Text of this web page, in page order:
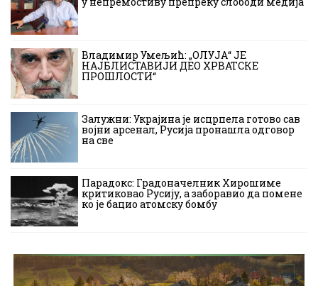
Владимир Умељић: „ОЛУЈА“ ЈЕ
НАЈБЛИСТАВИЈИ ДЕО ХРВАТСКЕ
ПРОШЛОСТИ“
Залужни: Украјина је исцрпела готово сав
војни арсенал, Русија пронашла одговор
на све
Парадокс: Градоначелник Хирошиме
критиковао Русију, а заборавио да помене
ко је бацио атомску бомбу